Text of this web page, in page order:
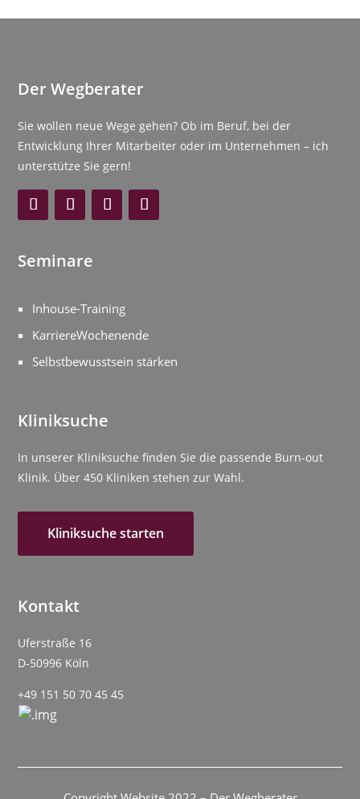
Der Wegberater
Sie wollen neue Wege gehen? Ob im Beruf, bei der
Entwicklung Ihrer Mitarbeiter oder im Unternehmen – ich
unterstütze Sie gern!
Seminare
Inhouse-Training
KarriereWochenende
Selbstbewusstsein stärken
Kliniksuche
In unserer Kliniksuche finden Sie die passende Burn-out
Klinik. Über 450 Kliniken stehen zur Wahl.
Kliniksuche starten
Kontakt
Uferstraße 16
D-50996 Köln
+49 151 50 70 45 45